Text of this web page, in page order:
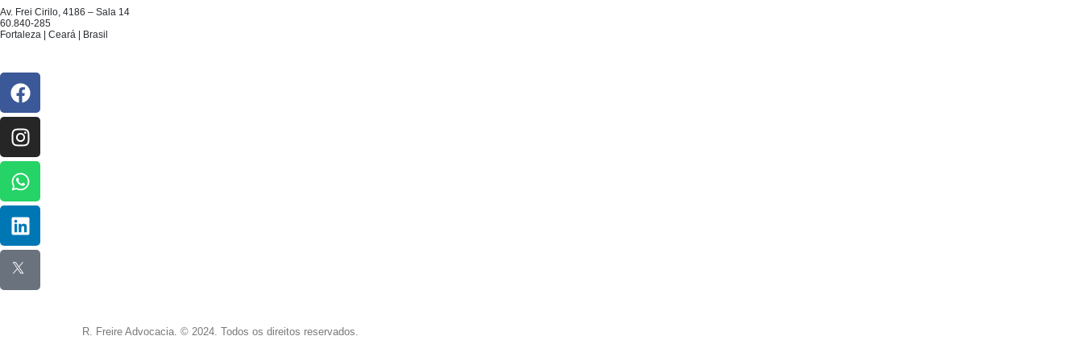
Av. Frei Cirilo, 4186 – Sala 14
60.840-285
Fortaleza | Ceará | Brasil
R. Freire Advocacia. © 2024. Todos os direitos reservados.